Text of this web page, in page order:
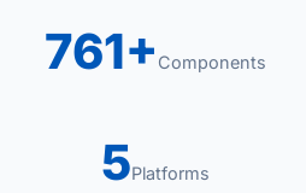
761+ Components
5Platforms